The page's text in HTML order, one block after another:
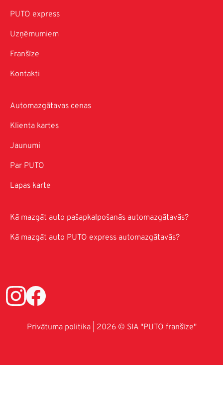
PUTO express
Uzņēmumiem
Franšīze
Kontakti
Automazgātavas cenas
Klienta kartes
Jaunumi
Par PUTO
Lapas karte
Kā mazgāt auto pašapkalpošanās automazgātavās?
Kā mazgāt auto PUTO express automazgātavās?
Privātuma politika| 2026 © SIA "PUTO franšīze"